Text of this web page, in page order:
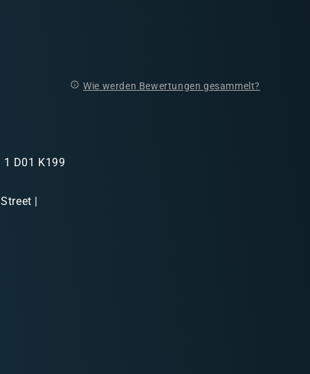
Wie werden Bewertungen gesammelt?
D01 K199
|